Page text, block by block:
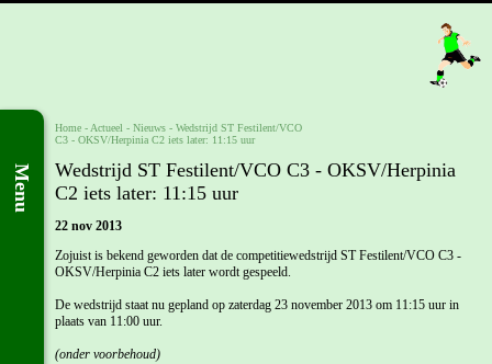
Menu
Home - Actueel - Nieuws - Wedstrijd ST Festilent/VCO
C3 - OKSV/Herpinia C2 iets later: 11:15 uur
Wedstrijd ST Festilent/VCO C3 - OKSV/Herpinia
C2 iets later: 11:15 uur
22 nov 2013
Zojuist is bekend geworden dat de competitiewedstrijd ST Festilent/VCO C3 -
OKSV/Herpinia C2 iets later wordt gespeeld.
De wedstrijd staat nu gepland op zaterdag 23 november 2013 om 11:15 uur in
plaats van 11:00 uur.
(onder voorbehoud)